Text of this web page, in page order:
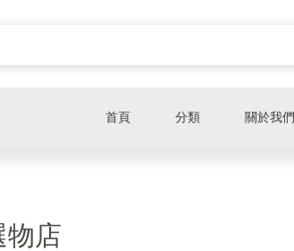
首頁 分類 關於我們
物店